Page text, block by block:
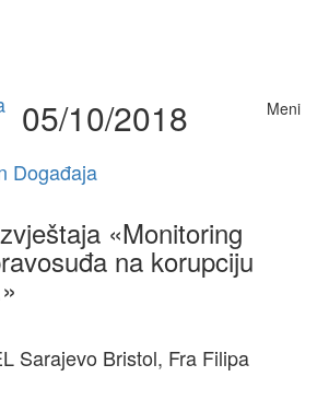
Meni
05/10/2018
Događaja
«Monitoring
na korupciju
Sarajevo Bristol, Fra Filipa